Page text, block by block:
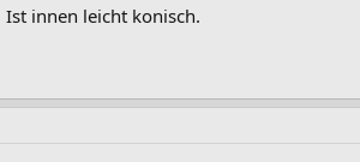
innen leicht konisch.